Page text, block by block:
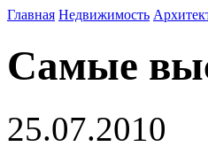
Главная Недвижимость
Самые
25.07.2010